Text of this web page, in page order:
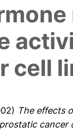
The effects
cancer